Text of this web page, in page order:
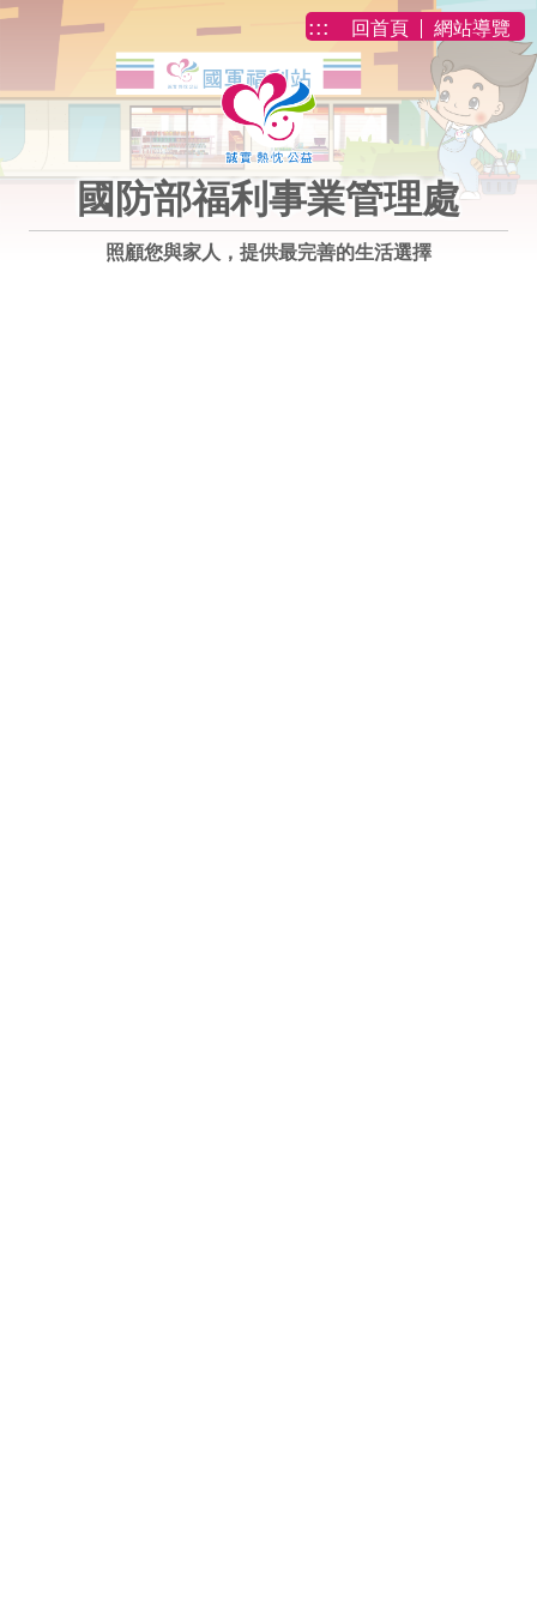
跳到主要內容
::: 回首頁 網站導覽
國防部福利事業管理處
照顧您與家人，提供最完善的生活選擇